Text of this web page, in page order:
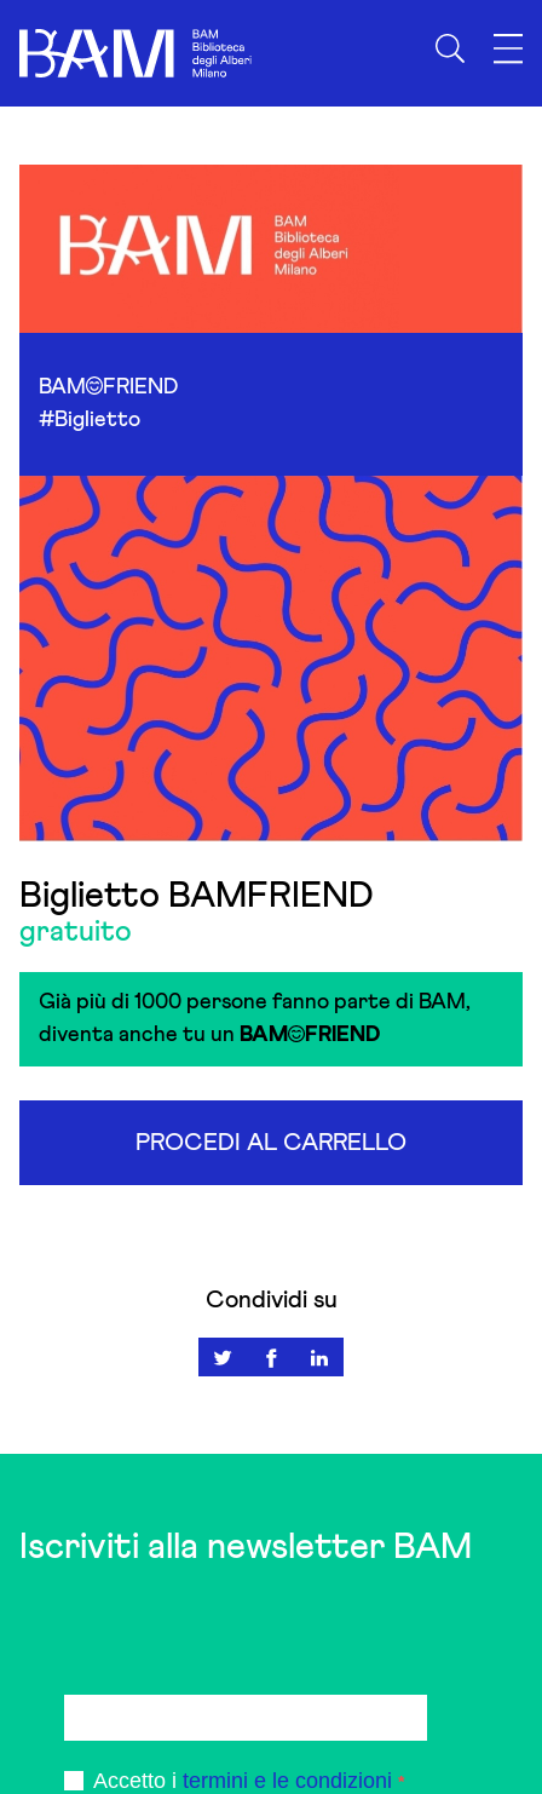
BAM
FRIEND
#Biglietto
Biglietto BAMFRIEND
gratuito
Già più di 1000 persone fanno parte di BAM,
diventa anche tu un BAM FRIEND
PROCEDI AL CARRELLO
Condividi su
Iscriviti alla newsletter BAM
Accetto i termini e le condizioni